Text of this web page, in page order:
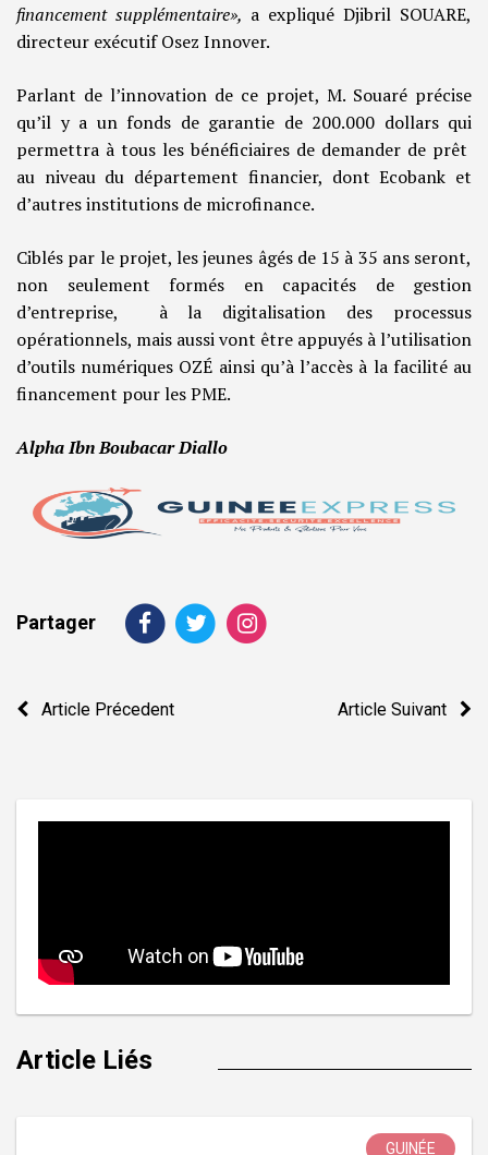
financement supplémentaire», a expliqué Djibril SOUARE,
directeur exécutif Osez Innover.
Parlant de l’innovation de ce projet, M. Souaré précise
qu’il y a un fonds de garantie de 200.000 dollars qui
permettra à tous les bénéficiaires de demander de prêt
au niveau du département financier, dont Ecobank et
d’autres institutions de microfinance.
Ciblés par le projet, les jeunes âgés de 15 à 35 ans seront,
non seulement formés en capacités de gestion
d’entreprise, à la digitalisation des processus
opérationnels, mais aussi vont être appuyés à l’utilisation
d’outils numériques OZÉ ainsi qu’à l’accès à la facilité au
financement pour les PME.
Alpha Ibn Boubacar Diallo
Partager
Navigation
Article Précedent Article Suivant
Article Liés
GUINÉE